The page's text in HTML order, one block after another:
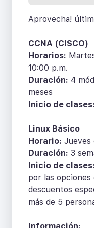
Aprovecha!
CCNA (CISCO)
Horarios:
10:00 p.m.
Duración: 4
meses
Inicio de clases:
Linux Básico
Horario: Jueves
Duración: 3
Inicio de clases:
por las
descuentos
más de 5